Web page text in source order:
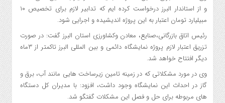
و از استاندار البرز درخواست کرده ایم که تدابیر لازم برای تخصیص ۱۰
مبیلیارد تومان اعتبار به این پروژه اندیشیده و اجرایی شود.
رئیس اتاق بازرگانی،صنایع، معادن وکشاورزی استان البرز گفت: در صورت
تزریق اعتبار لازم پروژه نمایشگاه دائمی و بین المللی البرز تاکمتر از ۳ماه
دیگر افتتاح خواهد شد.
وی در مورد مشکلاتی که در زمینه تامین زیرساخت هایی مانند آب، برق و
گاز در احداث این نمایشگاه وجود داشت، افزود: با مدیران کل دستگاه
های مربوطه برای حل و فصل این مشکلات گفتگو شد.